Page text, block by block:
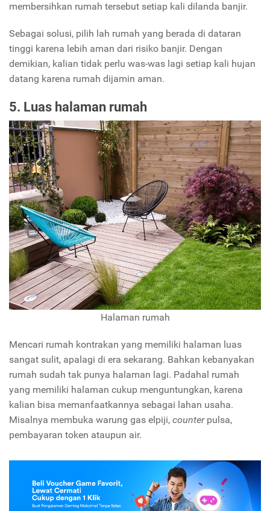
membersihkan rumah tersebut setiap kali dilanda banjir.
Sebagai solusi, pilih lah rumah yang berada di dataran
tinggi karena lebih aman dari risiko banjir. Dengan
demikian, kalian tidak perlu was-was lagi setiap kali hujan
datang karena rumah dijamin aman.
5. Luas halaman rumah
Halaman rumah
Mencari rumah kontrakan yang memiliki halaman luas
sangat sulit, apalagi di era sekarang. Bahkan kebanyakan
rumah sudah tak punya halaman lagi. Padahal rumah
yang memiliki halaman cukup menguntungkan, karena
kalian bisa memanfaatkannya sebagai lahan usaha.
Misalnya membuka warung gas elpiji, counterpulsa,
pembayaran token ataupun air.